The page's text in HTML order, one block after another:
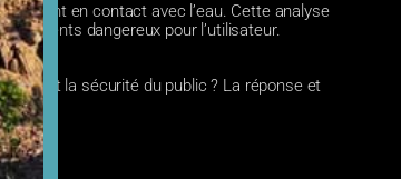
entrent en contact avec l’eau. Cette analyse
éléments dangereux pour l’utilisateur.
la sécurité du public ? La réponse et